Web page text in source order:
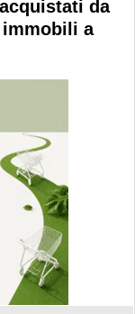
da
immobili a